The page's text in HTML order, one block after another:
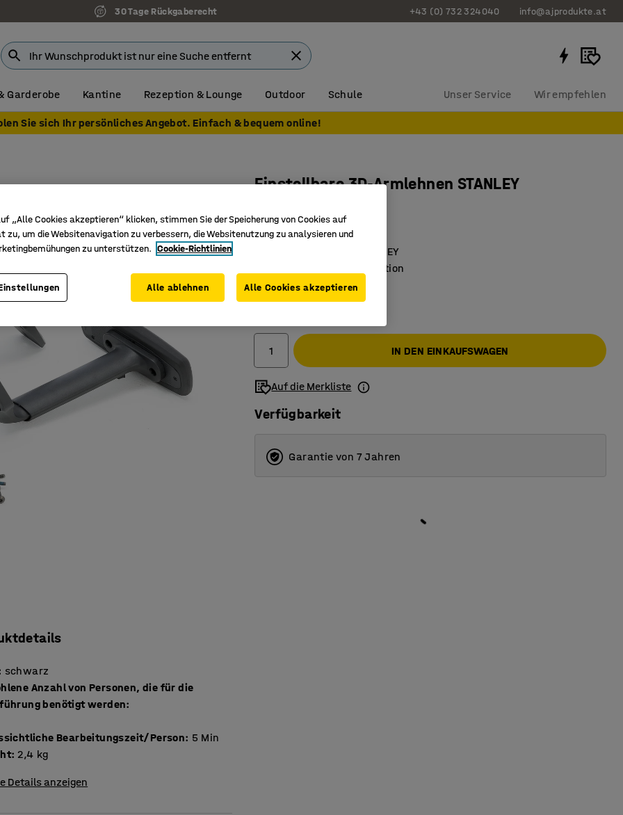
30 Tage Rückgaberecht +43 (0) 732 324040 info@ajprodukte.at
Garderobe Kantine Rezeption & Lounge Outdoor Schule Unser Service Wir empfehlen
Sie sich Ihr persönliches Angebot. Einfach & bequem online!
schwarz
Anzahl von Personen, die für die
benötigt werden:
Bearbeitungszeit/Person: 5 Min
: 2,4 kg
Details anzeigen
Einstellbare 3D-Armlehnen STANLEY
Höhenverstellbar
Für den Bürostuhl STANLEY
Verbessert Ihre Sitzposition
39,- €
IN DEN EINKAUFSWAGEN
Auf die Merkliste
Verfügbarkeit
Garantie von 7 Jahren
„Alle Cookies akzeptieren“ klicken, stimmen Sie der Speicherung von Cookies auf
zu, um die Websitenavigation zu verbessern, die Websitenutzung zu analysieren und
zu unterstützen. Cookie-Richtlinien
Alle ablehnen Alle Cookies akzeptieren